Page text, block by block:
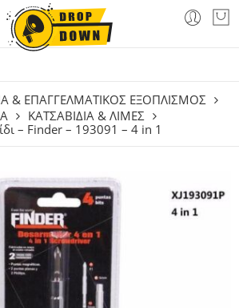
& ΕΠΑΓΓΕΛΜΑΤΙΚΟΣ ΕΞΟΠΛΙΣΜΟΣ
ΚΑΤΣΑΒΊΔΙΑ & ΛΊΜΕΣ
– Finder – 193091 – 4 in 1